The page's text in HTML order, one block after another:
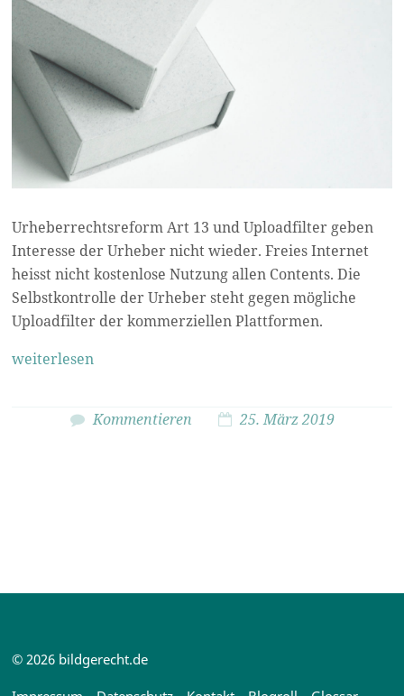
Urheberrechtsreform Art 13 und Uploadfilter geben
Interesse der Urheber nicht wieder. Freies Internet
heisst nicht kostenlose Nutzung allen Contents. Die
Selbstkontrolle der Urheber steht gegen mögliche
Uploadfilter der kommerziellen Plattformen.
weiterlesen
Kommentieren 25. März 2019
© 2026 bildgerecht.de